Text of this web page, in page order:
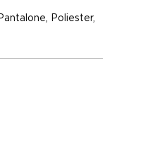
Pantalone, Poliester,